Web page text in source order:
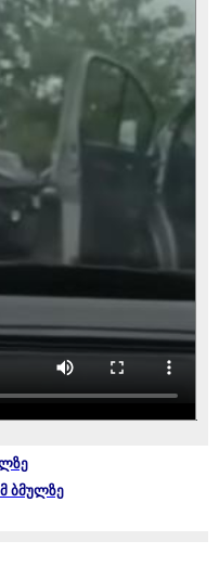
ბმულზე